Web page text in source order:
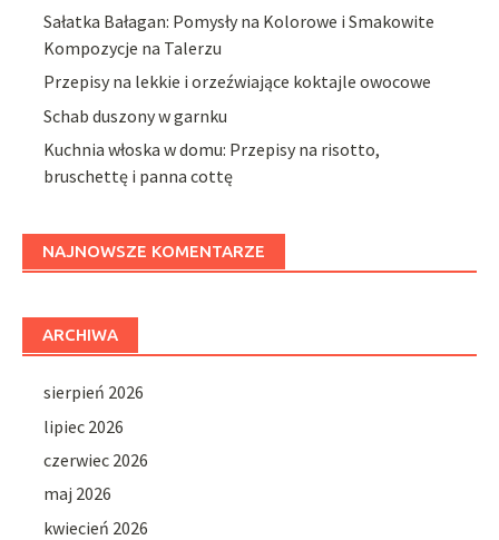
Sałatka Bałagan: Pomysły na Kolorowe i Smakowite
Kompozycje na Talerzu
Przepisy na lekkie i orzeźwiające koktajle owocowe
Schab duszony w garnku
Kuchnia włoska w domu: Przepisy na risotto,
bruschettę i panna cottę
NAJNOWSZE KOMENTARZE
ARCHIWA
sierpień 2026
lipiec 2026
czerwiec 2026
maj 2026
kwiecień 2026